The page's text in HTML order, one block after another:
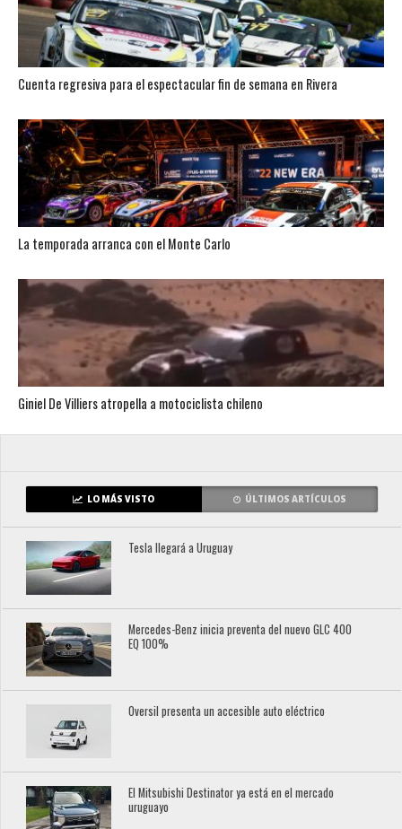
Cuenta regresiva para el espectacular fin de semana en Rivera
La temporada arranca con el Monte Carlo
Giniel De Villiers atropella a motociclista chileno
LO MÁS VISTO ÚLTIMOS ARTÍCULOS
Tesla llegará a Uruguay
Mercedes-Benz inicia preventa del nuevo GLC 400
EQ 100%
Oversil presenta un accesible auto eléctrico
El Mitsubishi Destinator ya está en el mercado
uruguayo